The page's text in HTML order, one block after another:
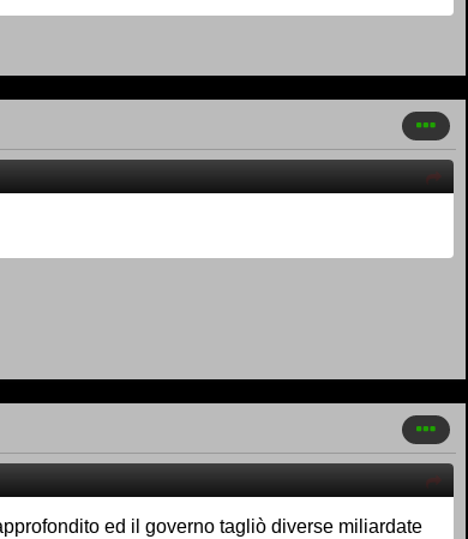
ed il governo tagliò diverse miliardate